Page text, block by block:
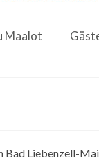
Maalot
Bad Liebenzell-